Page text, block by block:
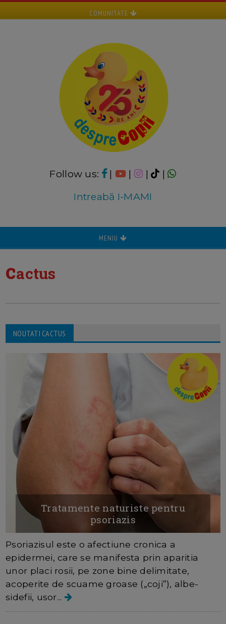
COMUNITATE
Follow us: | | |
|
Intreabă I-MAMI
MENIU
cactus
NOUTATI CACTUS
Tratamente naturiste pentru
psoriazis
Psoriazisul este o afectiune cronica a
epidermei, care se manifesta prin aparitia
unor placi rosii, pe zone bine delimitate,
acoperite de scuame groase („coji”), albe-
sidefii, usor...